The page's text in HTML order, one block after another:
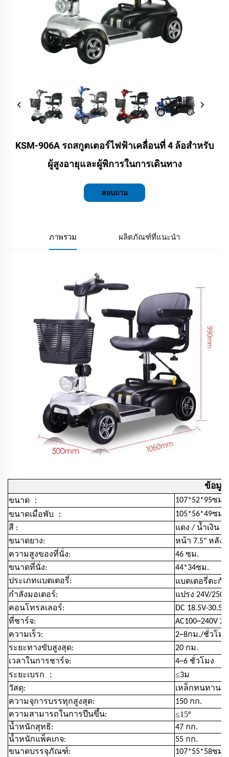
KSM-906A รถสกูตเตอร์ไฟฟ้าเคลื่อนที่ 4 ล้อสำหรับ
ผู้สูงอายุและผู้พิการในการเดินทาง
สอบถาม
ภาพรวม ผลิตภัณฑ์ที่แนะนำ
ข้อมูล
ขนาด ：
107*52*95ซม.
ขนาดเมื่อพับ
：
105*56*49ซม.
สี :
แดง / น้ำเงิน
ขนาดยาง:
หน้า 7.5" หลัง
ความสูงของที่นั่ง:
46 ซม.
ขนาดที่นั่ง:
44*34ซม.
ประเภทแบตเตอรี่:
แบตเตอรี่ตะกั่ว
กำลังมอเตอร์:
แปรง 24V/
คอนโทรลเลอร์:
DC 18.5V-
ที่ชาร์จ:
AC100~240V
ความเร็ว:
2~8กม./ชั่วโมง
ระยะทางขับสูงสุด:
20 กม.
เวลาในการชาร์จ:
4~6 ชั่วโมง
ระยะเบรก
： ≤3ม
วัสดุ:
เหล็กทนทาน &
ความจุการบรรทุกสูงสุด:
150 กก.
ความสามารถในการปีนขึ้น:
≤15°
น้ำหนักสุทธิ:
47 กก.
น้ำหนักแพ็คเกจ:
55 กก.
ขนาดบรรจุภัณฑ์:
107*55*58ซม.